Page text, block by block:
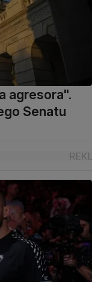
agresora".
Senatu